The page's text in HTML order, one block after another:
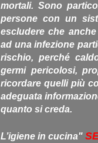
mortali. Sono
persone con un
escludere che
ad una infezione
rischio, perché
germi pericolosi,
ricordare quelli più
adeguata
quanto si creda.
L’igiene in cucina"